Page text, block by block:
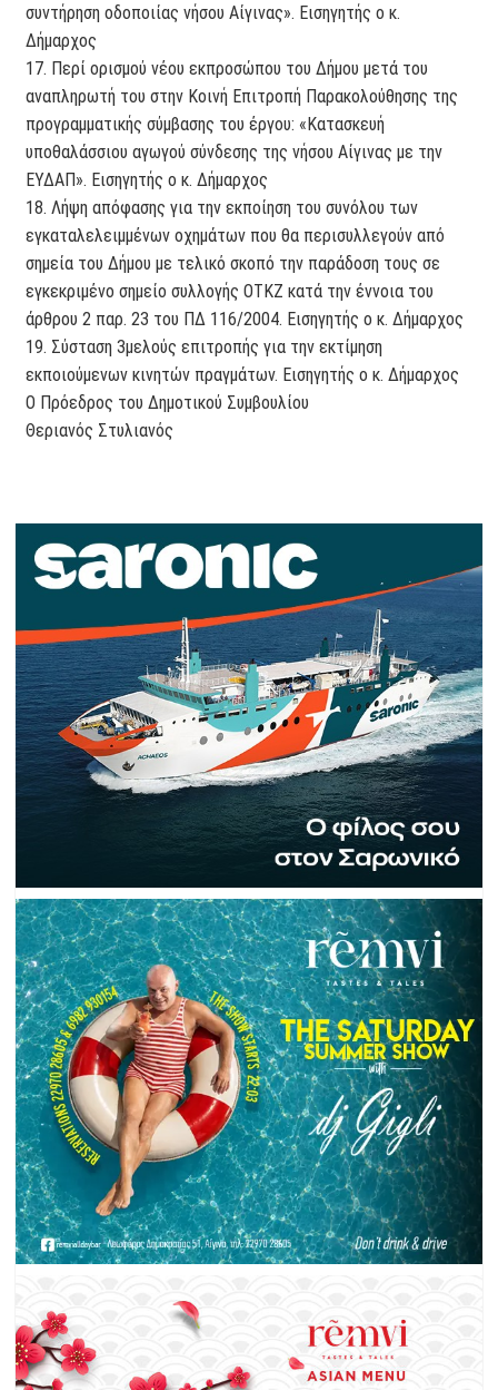
συντήρηση οδοποιίας νήσου Αίγινας». Εισηγητής ο κ.
Δήμαρχος
17. Περί ορισμού νέου εκπροσώπου του Δήμου μετά του
αναπληρωτή του στην Κοινή Επιτροπή Παρακολούθησης της
προγραμματικής σύμβασης του έργου: «Κατασκευή
υποθαλάσσιου αγωγού σύνδεσης της νήσου Αίγινας με την
ΕΥΔΑΠ». Εισηγητής ο κ. Δήμαρχος
18. Λήψη απόφασης για την εκποίηση του συνόλου των
εγκαταλελειμμένων οχημάτων που θα περισυλλεγούν από
σημεία του Δήμου με τελικό σκοπό την παράδοση τους σε
εγκεκριμένο σημείο συλλογής ΟΤΚΖ κατά την έννοια του
άρθρου 2 παρ. 23 του ΠΔ 116/2004. Εισηγητής ο κ. Δήμαρχος
19. Σύσταση 3μελούς επιτροπής για την εκτίμηση
εκποιούμενων κινητών πραγμάτων. Εισηγητής ο κ. Δήμαρχος
Ο Πρόεδρος του Δημοτικού Συμβουλίου
Θεριανός Στυλιανός